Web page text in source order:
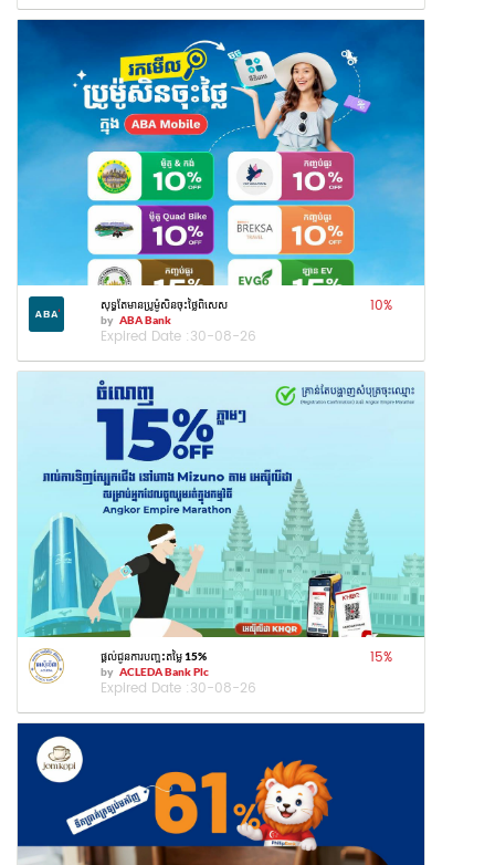
សុទ្ធតែមានប្រូម៉ូសិនចុះថ្លៃពិសេស
by ABA Bank
Expired Date :30-08-26
10%
ផ្តល់ជូនការបញ្ចុះតម្លៃ 15%
by ACLEDA Bank Plc
Expired Date :30-08-26
15%